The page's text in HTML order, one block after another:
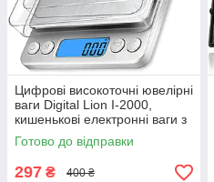
Цифрові високоточні ювелірні
ваги Digital Lion I-2000,
кишенькові електронні ваги з
2-ма чашами, з точністю до
0.01г, до 500г
Готово до відправки
297 ₴ 400 ₴